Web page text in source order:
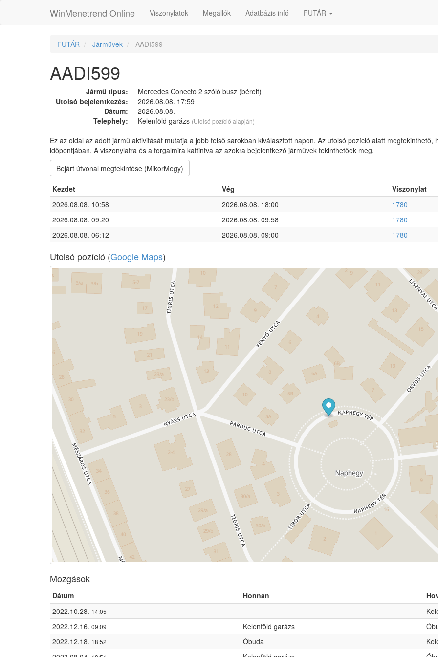
WinMenetrend Online Viszonylatok Megállók Adatbázis infó FUTÁR
FUTÁR Járművek AADI599
AADI599
Jármű típus:
Mercedes Conecto 2 szóló busz (bérelt)
Utolsó bejelentkezés:
2026.08.08. 17:59
Dátum:
2026.08.08.
Telephely:
Kelenföld garázs (Utolsó pozíció alapján)
Ez az oldal az adott jármű aktivitását mutatja a jobb felső sarokban kiválasztott napon. Az utolsó pozíció alatt
időpontjában. A viszonylatra és a forgalmira kattintva az azokra bejelentkező járművek tekinthetőek meg.
Bejárt útvonal megtekintése (MikorMegy)
Kezdet Vég
Viszonylat
2026.08.08. 10:58
2026.08.08. 18:00
1780
2026.08.08. 09:20
2026.08.08. 09:58
1780
2026.08.08. 06:12
2026.08.08. 09:00 1780
Utolsó pozíció (Google Maps)
Mozgások
Dátum Honnan
2022.10.28. 14:05
2022.12.16. 09:09 Kelenföld garázs
2022.12.18. 18:52 Óbuda